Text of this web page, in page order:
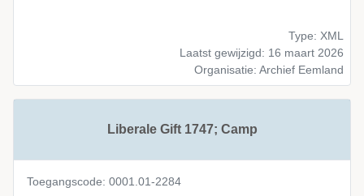
Type: XML
Laatst gewijzigd: 16 maart 2026
Organisatie: Archief Eemland
Liberale Gift 1747; Camp
Toegangscode: 0001.01-2284